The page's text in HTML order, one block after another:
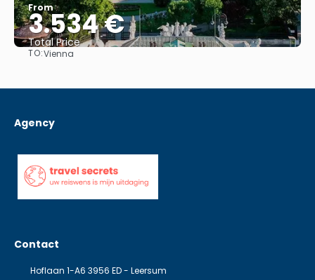
From
3.534 €
Total Price
TO:Vienna
Agency
Contact
Hoflaan 1-A6 3956 ED - Leersum